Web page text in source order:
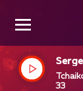
33